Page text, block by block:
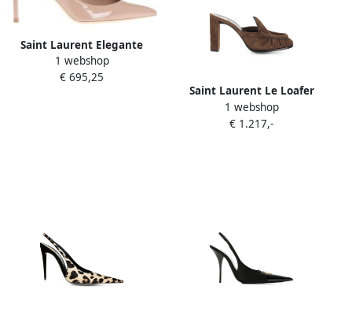
Saint Laurent Elegante
Zwarte Leren Pumps
1 webshop
€ 695,25
Saint Laurent Le Loafer
suède muiltjes Bruin
1 webshop
€ 1.217,-